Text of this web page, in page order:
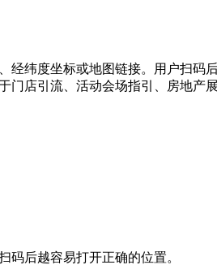
纬度坐标或地图链接。用户扫
店引流、活动会场指引、房地产
码后越容易打开正确的位置。